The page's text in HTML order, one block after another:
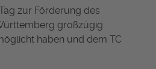
zur Förderung des
großzügig
haben und dem TC